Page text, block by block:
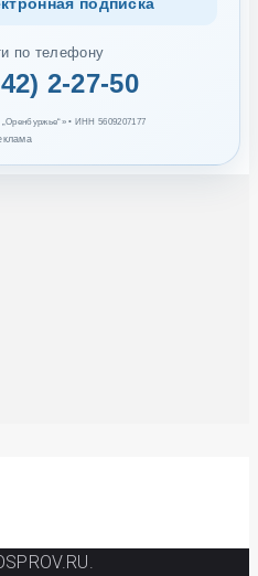
подписка
по телефону
2-27-50
• ИНН 5609207177